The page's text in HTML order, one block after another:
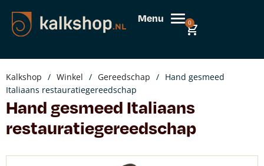
Menu 0
Kalkshop / Winkel / Gereedschap / Hand gesmeed
Italiaans restauratiegereedschap
Hand gesmeed Italiaans
restauratiegereedschap